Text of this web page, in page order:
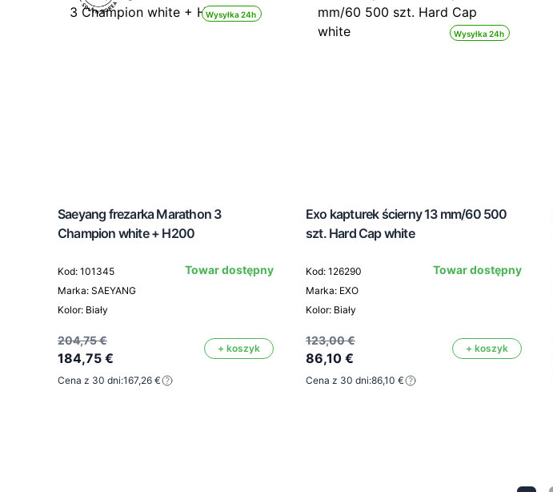
Wysyłka 24h
Saeyang frezarka Marathon 3
Champion white + H200
Kod: 101345
Marka: SAEYANG
Kolor: Biały
Towar dostępny
204,75 €
184,75 €
+ koszyk
Cena z 30 dni:167,26 €
Wysyłka 24h
Exo kapturek ścierny 13 mm/60 500
szt. Hard Cap white
Kod: 126290
Marka: EXO
Kolor: Biały
Towar dostępny
123,00 €
86,10 €
+ koszyk
Cena z 30 dni:86,10 €